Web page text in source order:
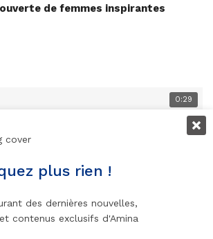
de femmes inspirantes
0:29
plus rien !
des dernières nouvelles,
contenus exclusifs d'Amina